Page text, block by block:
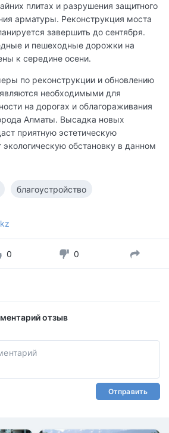
плитах и разрушения защитного
арматуры. Реконструкция моста
завершить до сентября.
и пешеходные дорожки на
к середине осени.
по реконструкции и обновлению
необходимыми для
на дорогах и облагораживания
Алматы. Высадка новых
приятную эстетическую
экологическую обстановку в данном
благоустройство
0 0
отзыв
Отправить